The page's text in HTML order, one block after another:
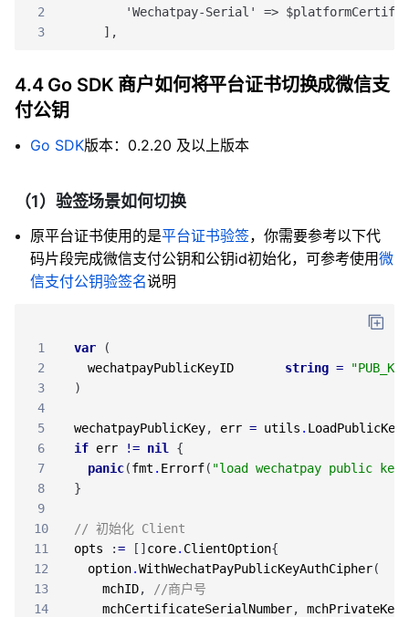
2
'Wechatpay-Serial' =>
3
    ],
4.4 Go SDK 商户如何将平台证书切换成微信支
付公钥
Go SDK版本：0.2.20 及以上版本
（1）验签场景如何切换
原平台证书使用的是平台证书验签，你需要参考以下代
码片段完成微信支付公钥和公钥id初始化，可参考使用微
信支付公钥验签名说明
1 var
(
2
wechatpayPublicKeyID string =
3
)
4
5
wechatpayPublicKey, err = utils .
6
if err != nil
{
7
panic(fmt . Errorf( "load wechatpay public key
8
}
9
10
// 初始化 Client
11
opts := [ ] core. ClientOption{
12
option.WithWechatPayPublicKeyAuthCipher(
13
mchID,
//商户号
14
mchCertificateSerialNumber, mchPrivateKey